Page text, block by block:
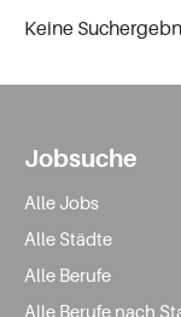
Keine
Jobsuche
Alle Jobs
Alle Städte
Alle Berufe
Alle Berufe nach